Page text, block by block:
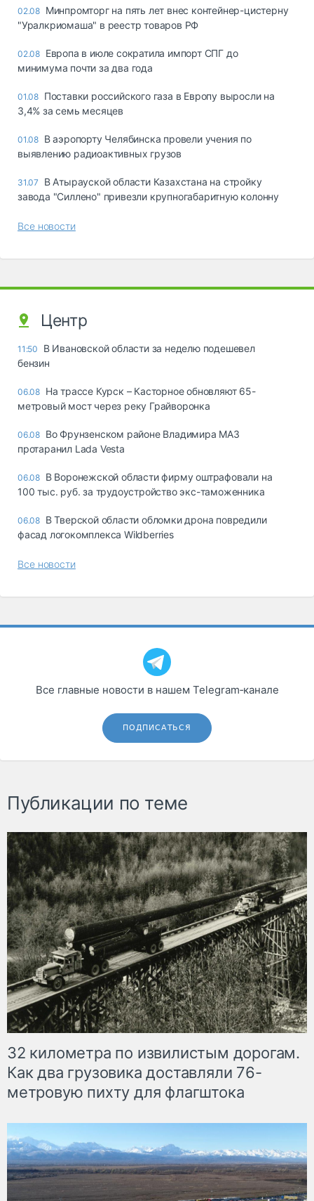
02.08 Минпромторг на пять лет внес контейнер-цистерну
"Уралкриомаша" в реестр товаров РФ
02.08 Европа в июле сократила импорт СПГ до
минимума почти за два года
01.08 Поставки российского газа в Европу выросли на
3,4% за семь месяцев
01.08 В аэропорту Челябинска провели учения по
выявлению радиоактивных грузов
31.07
В Атырауской области Казахстана на стройку
завода "Силлено" привезли крупногабаритную колонну
Все новости
Центр
11:50
В Ивановской области за неделю подешевел
бензин
06.08 На трассе Курск – Касторное обновляют 65-
метровый мост через реку Грайворонка
06.08 Во Фрунзенском районе Владимира МАЗ
протаранил Lada Vesta
06.08 В Воронежской области фирму оштрафовали на
100 тыс. руб. за трудоустройство экс-таможенника
06.08 В Тверской области обломки дрона повредили
фасад логокомплекса Wildberries
Все новости
Все главные новости в нашем Telegram‑канале
ПОДПИСАТЬСЯ
Публикации по теме
32 километра по извилистым дорогам.
Как два грузовика доставляли 76-
метровую пихту для флагштока